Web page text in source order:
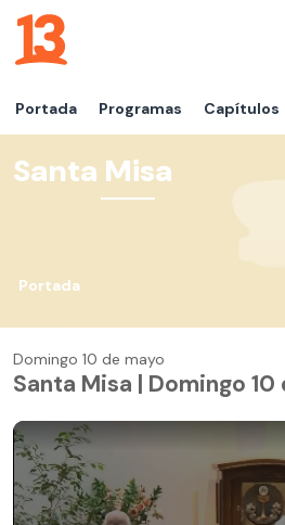
Portada Programas Capítulos
Santa Misa
Portada
Domingo 10 de mayo
Santa Misa | Domingo 10